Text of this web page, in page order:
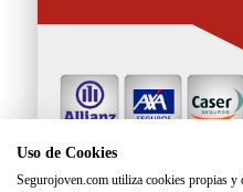
Uso de Cookies
Segurojoven.com utiliza cookies propias y